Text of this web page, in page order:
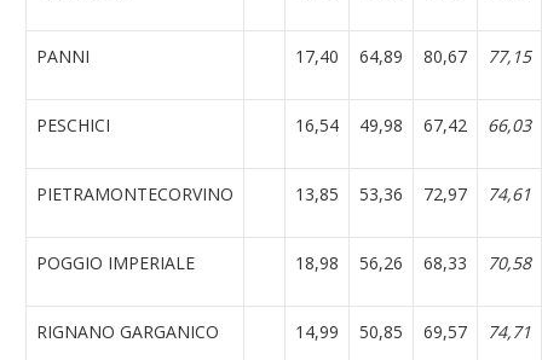
PANNI 17,40 64,89 80,67 77,15
PESCHICI 16,54 49,98 67,42 66,03
PIETRAMONTECORVINO 13,85 53,36 72,97 74,61
POGGIO IMPERIALE 18,98 56,26 68,33 70,58
RIGNANO GARGANICO 14,99 50,85 69,57 74,71